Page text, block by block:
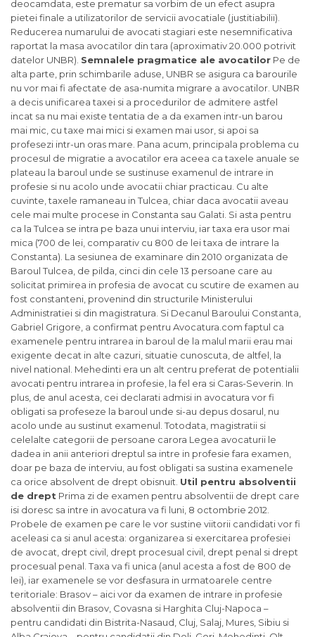
deocamdata, este prematur sa vorbim de un efect asupra
pietei finale a utilizatorilor de servicii avocatiale (justitiabilii).
Reducerea numarului de avocati stagiari este nesemnificativa
raportat la masa avocatilor din tara (aproximativ 20.000 potrivit
datelor UNBR). Semnalele pragmatice ale avocatilor Pe de
alta parte, prin schimbarile aduse, UNBR se asigura ca barourile
nu vor mai fi afectate de asa-numita migrare a avocatilor. UNBR
a decis unificarea taxei si a procedurilor de admitere astfel
incat sa nu mai existe tentatia de a da examen intr-un barou
mai mic, cu taxe mai mici si examen mai usor, si apoi sa
profesezi intr-un oras mare. Pana acum, principala problema cu
procesul de migratie a avocatilor era aceea ca taxele anuale se
plateau la baroul unde se sustinuse examenul de intrare in
profesie si nu acolo unde avocatii chiar practicau. Cu alte
cuvinte, taxele ramaneau in Tulcea, chiar daca avocatii aveau
cele mai multe procese in Constanta sau Galati. Si asta pentru
ca la Tulcea se intra pe baza unui interviu, iar taxa era usor mai
mica (700 de lei, comparativ cu 800 de lei taxa de intrare la
Constanta). La sesiunea de examinare din 2010 organizata de
Baroul Tulcea, de pilda, cinci din cele 13 persoane care au
solicitat primirea in profesia de avocat cu scutire de examen au
fost constanteni, provenind din structurile Ministerului
Administratiei si din magistratura. Si Decanul Baroului Constanta,
Gabriel Grigore, a confirmat pentru Avocatura.com faptul ca
examenele pentru intrarea in baroul de la malul marii erau mai
exigente decat in alte cazuri, situatie cunoscuta, de altfel, la
nivel national. Mehedinti era un alt centru preferat de potentialii
avocati pentru intrarea in profesie, la fel era si Caras-Severin. In
plus, de anul acesta, cei declarati admisi in avocatura vor fi
obligati sa profeseze la baroul unde si-au depus dosarul, nu
acolo unde au sustinut examenul. Totodata, magistratii si
celelalte categorii de persoane carora Legea avocaturii le
dadea in anii anteriori dreptul sa intre in profesie fara examen,
doar pe baza de interviu, au fost obligati sa sustina examenele
ca orice absolvent de drept obisnuit. Util pentru absolventii
de drept Prima zi de examen pentru absolventii de drept care
isi doresc sa intre in avocatura va fi luni, 8 octombrie 2012.
Probele de examen pe care le vor sustine viitorii candidati vor fi
aceleasi ca si anul acesta: organizarea si exercitarea profesiei
de avocat, drept civil, drept procesual civil, drept penal si drept
procesual penal. Taxa va fi unica (anul acesta a fost de 800 de
lei), iar examenele se vor desfasura in urmatoarele centre
teritoriale: Brasov – aici vor da examen de intrare in profesie
absolventii din Brasov, Covasna si Harghita Cluj-Napoca –
pentru candidati din Bistrita-Nasaud, Cluj, Salaj, Mures, Sibiu si